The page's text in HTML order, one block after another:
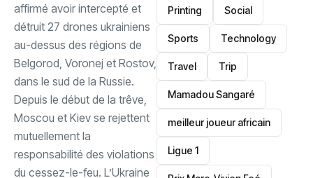
affirmé avoir intercepté et
détruit 27 drones ukrainiens
au-dessus des régions de
Belgorod, Voronej et Rostov,
dans le sud de la Russie.
‎Depuis le début de la trêve,
Moscou et Kiev se rejettent
mutuellement la
responsabilité des violations
du cessez-le-feu. L’Ukraine
Printing Social
Sports Technology
Travel Trip
Mamadou Sangaré
meilleur joueur africain
Ligue 1